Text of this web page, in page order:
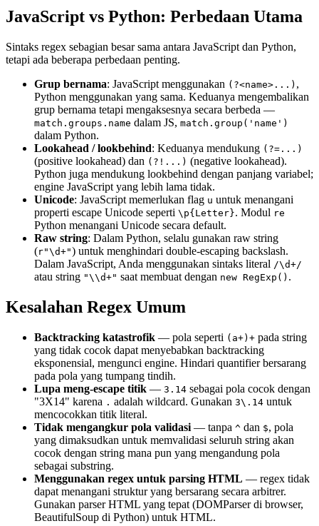
JavaScript vs Python: Perbedaan Utama
Sintaks regex sebagian besar sama antara JavaScript dan Python,
tetapi ada beberapa perbedaan penting.
Grup bernama: JavaScript menggunakan (?<name>...) ,
Python menggunakan yang sama. Keduanya mengembalikan
grup bernama tetapi mengaksesnya secara berbeda —
match.groups.name dalam JS, match.group('name')
dalam Python.
Lookahead / lookbehind: Keduanya mendukung (?=...)
(positive lookahead) dan (?!...) (negative lookahead).
Python juga mendukung lookbehind dengan panjang variabel;
engine JavaScript yang lebih lama tidak.
Unicode: JavaScript memerlukan flag u untuk menangani
properti escape Unicode seperti \p{Letter}. Modul re
Python menangani Unicode secara default.
Raw string: Dalam Python, selalu gunakan raw string
(r"\d+") untuk menghindari double-escaping backslash.
Dalam JavaScript, Anda menggunakan sintaks literal /\d+/
atau string "\\d+" saat membuat dengan new RegExp() .
Kesalahan Regex Umum
Backtracking katastrofik — pola seperti (a+)+ pada string
yang tidak cocok dapat menyebabkan backtracking
eksponensial, mengunci engine. Hindari quantifier bersarang
pada pola yang tumpang tindih.
Lupa meng-escape titik — 3.14 sebagai pola cocok dengan
"3X14" karena . adalah wildcard. Gunakan 3\.14 untuk
mencocokkan titik literal.
Tidak mengangkur pola validasi — tanpa ^ dan $, pola
yang dimaksudkan untuk memvalidasi seluruh string akan
cocok dengan string mana pun yang mengandung pola
sebagai substring.
Menggunakan regex untuk parsing HTML — regex tidak
dapat menangani struktur yang bersarang secara arbitrer.
Gunakan parser HTML yang tepat (DOMParser di browser,
BeautifulSoup di Python) untuk HTML.